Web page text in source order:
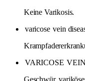
Keine Varikosis.
varicose vein
VARICOSE
Geschwür,